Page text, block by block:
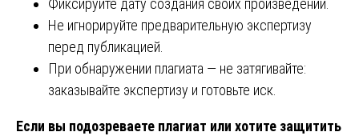
Фиксируйте дату создания своих произведений.
Не игнорируйте предварительную экспертизу
перед публикацией.
При обнаружении плагиата — не затягивайте:
заказывайте экспертизу и готовьте иск.
Если вы подозреваете плагиат или хотите защитить